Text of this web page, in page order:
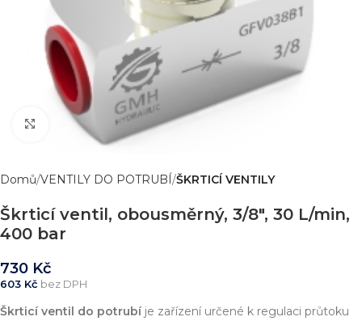
Zvětšit obrázek
Domů VENTILY DO POTRUBÍ ŠKRTICÍ VENTILY
Škrticí ventil, obousměrný, 3/8″, 30 L/min,
400 bar
730 Kč
603 Kč bez DPH
Škrticí ventil do potrubíje zařízení určené k regulaci průtoku